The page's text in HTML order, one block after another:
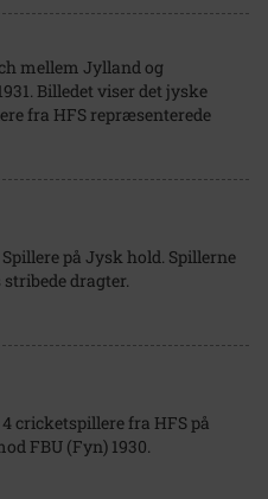
mellem Jylland og
Billedet viser det jyske
fra HFS repræsenterede
på Jysk hold. Spillerne
dragter.
cricketspillere fra HFS på
FBU (Fyn) 1930.